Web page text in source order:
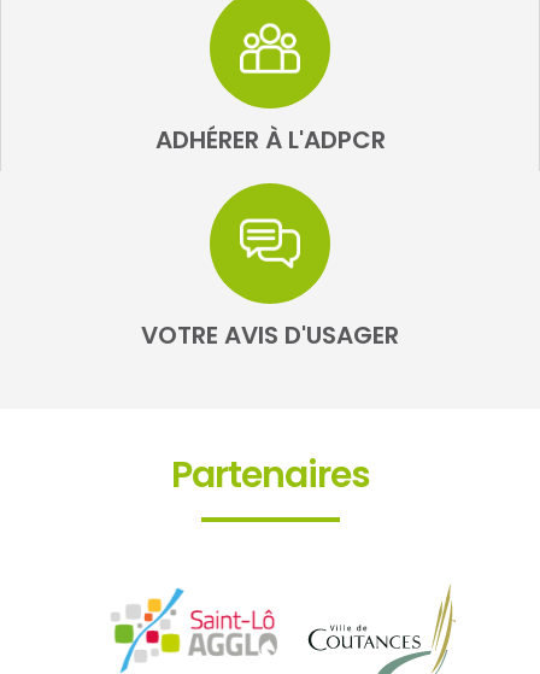
ADHÉRER À L'ADPCR
VOTRE AVIS D'USAGER
Partenaires